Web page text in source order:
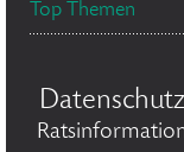
Top Themen
Datenschutz